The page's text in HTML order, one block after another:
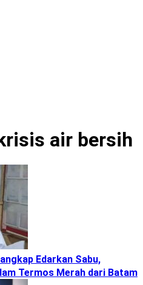
air bersih
Edarkan Sabu,
Termos Merah dari Batam